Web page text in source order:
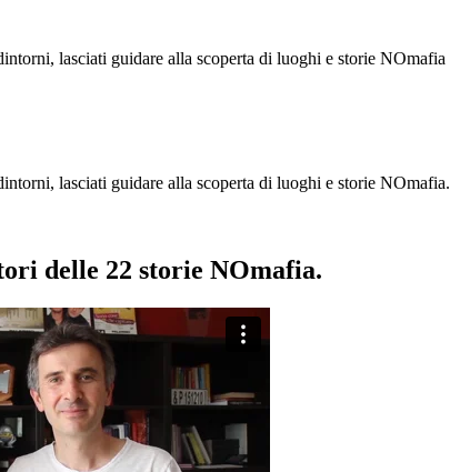
lasciati guidare alla scoperta di luoghi e storie NOmafia
lasciati guidare alla scoperta di luoghi e storie NOmafia.
delle 22 storie NOmafia.